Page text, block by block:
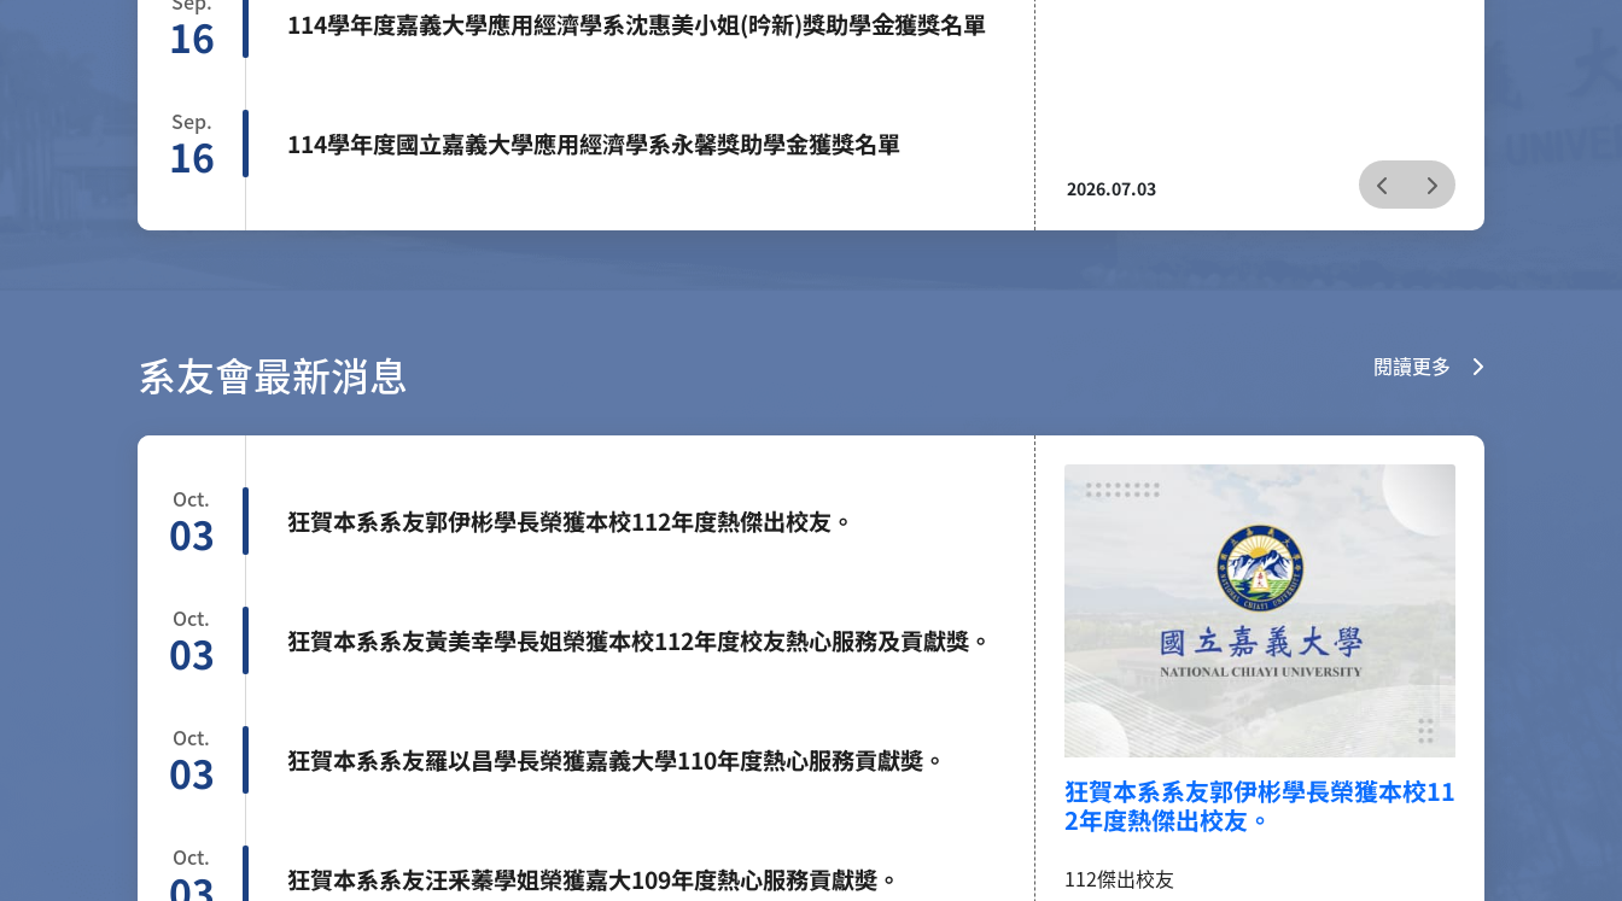
16 114學年度嘉義大學應用經濟學系沈惠美小姐(昑新)獎助學金獲獎名單
Sep.
16 114學年度國立嘉義大學應用經濟學系永馨獎助學金獲獎名單
2026.06.29
系友會最新消息 閱讀更多
Oct.
03 狂賀本系系友郭伊彬學長榮獲本校112年度熱傑出校友。
Oct.
03 狂賀本系系友黃美幸學長姐榮獲本校112年度校友熱心服務及貢獻獎。
Oct.
03 狂賀本系系友羅以昌學長榮獲嘉義大學110年度熱心服務貢獻奬。
Oct.
狂賀本系系友汪釆蓁學姐榮獲嘉大109年度熱心服務貢獻奬。
狂賀本系系友黃美幸學長姐榮獲本校
112年度校友熱心服務及貢獻獎。
112校友熱心服務及貢獻獎